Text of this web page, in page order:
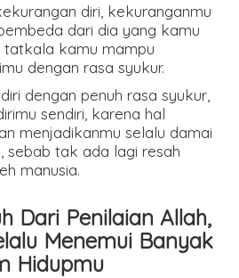
diri, kekuranganmu
dari dia yang kamu
tatkala kamu mampu
dengan rasa syukur.
dengan penuh rasa syukur,
sendiri, karena hal
menjadikanmu selalu damai
sebab tak ada lagi resah
manusia.
Dari Penilaian Allah,
Menemui Banyak
Hidupmu